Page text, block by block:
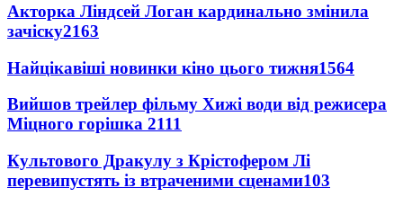
Акторка Ліндсей Логан кардинально змінила
зачіску2163
Найцікавіші новинки кіно цього тижня1564
Вийшов трейлер фільму Хижі води від режисера
Міцного горішка 2111
Культового Дракулу з Крістофером Лі
перевипустять із втраченими сценами103